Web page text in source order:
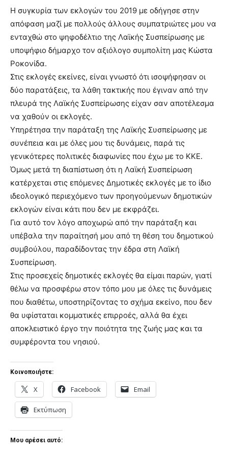
Η συγκυρία των εκλογών του 2019 με οδήγησε στην
απόφαση μαζί με πολλούς άλλους συμπατριώτες μου να
ενταχθώ στο ψηφοδέλτιο της Λαϊκής Συσπείρωσης με
υποψήφιο δήμαρχο τον αξιόλογο συμπολίτη μας Κώστα
Ροκονίδα.
Στις εκλογές εκείνες, είναι γνωστό ότι ισοψήφησαν οι
δύο παρατάξεις, τα λάθη τακτικής που έγιναν από την
πλευρά της Λαϊκής Συσπείρωσης είχαν σαν αποτέλεσμα
να χαθούν οι εκλογές.
Υπηρέτησα την παράταξη της Λαϊκής Συσπείρωσης με
συνέπεια και με όλες μου τις δυνάμεις, παρά τις
γενικότερες πολιτικές διαφωνίες που έχω με το ΚΚΕ.
Όμως μετά τη διαπίστωση ότι η Λαϊκή Συσπείρωση
κατέρχεται στις επόμενες Δημοτικές εκλογές με το ίδιο
ιδεολογικό περιεχόμενο των προηγούμενων δημοτικών
εκλογών είναι κάτι που δεν με εκφράζει.
Για αυτό τον λόγο αποχωρώ από την παράταξη και
υπέβαλα την παραίτησή μου από τη θέση του δημοτικού
συμβούλου, παραδίδοντας την έδρα στη Λαϊκή
Συσπείρωση.
Στις προσεχείς δημοτικές εκλογές θα είμαι παρών, γιατί
θέλω να προσφέρω στον τόπο μου με όλες τις δυνάμεις
που διαθέτω, υποστηρίζοντας το σχήμα εκείνο, που δεν
θα υφίσταται κομματικές επιρροές, αλλά θα έχει
αποκλειστικό έργο την ποιότητα της ζωής μας και τα
συμφέροντα του νησιού.
Κοινοποιήστε:
X Facebook Email
Εκτύπωση
Μου αρέσει αυτό: